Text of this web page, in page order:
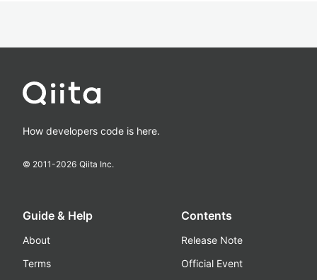
How developers code is here.
© 2011-2026 Qiita Inc.
Guide & Help
About
Terms
Contents
Release Note
Official Event